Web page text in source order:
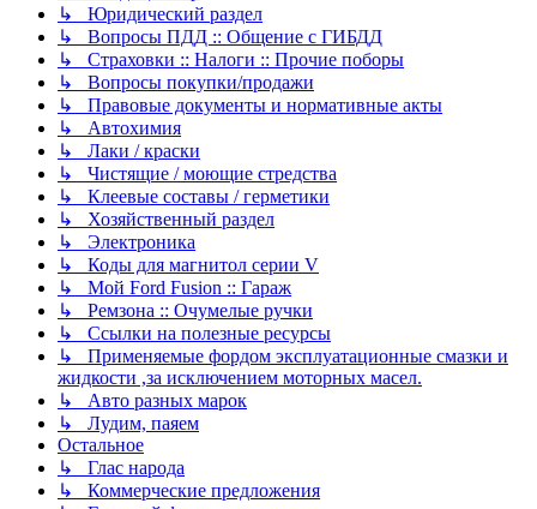
↳ Юридический раздел
↳ Вопросы ПДД :: Общение с ГИБДД
↳ Страховки :: Налоги :: Прочие поборы
↳ Вопросы покупки/продажи
↳ Правовые документы и нормативные акты
↳ Автохимия
↳ Лаки / краски
↳ Чистящие / моющие стредства
↳ Клеевые составы / герметики
↳ Хозяйственный раздел
↳ Электроника
↳ Коды для магнитол серии V
↳ Мой Ford Fusion :: Гараж
↳ Ремзона :: Очумелые ручки
↳ Ссылки на полезные ресурсы
↳ Применяемые фордом эксплуатационные смазки и
жидкости ,за исключением моторных масел.
↳ Авто разных марок
↳ Лудим, паяем
Остальное
↳ Глас народа
↳ Коммерческие предложения